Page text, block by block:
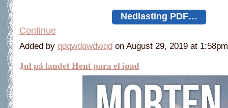
Nedlasting PDF…
Continue
Added by qdqwdqwdwqd on August 29, 2019 at
Jul på landet Hent para el ipad